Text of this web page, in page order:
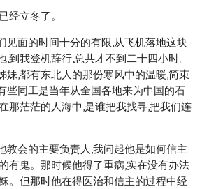
经立冬了。
见面的时间十分的有限,从飞机落地这块
,到我登机辞行,总共才不到二十四小时。
妹,都有东北人的那份寒风中的温暖,简束
些同工是当年从全国各地来为中国的石
那茫茫的人海中,是谁把我找寻,把我们连
教会的主要负责人,我问起他是如何信主
有鬼。那时候他得了重病,实在没有办法
。但那时他在得医治和信主的过程中经